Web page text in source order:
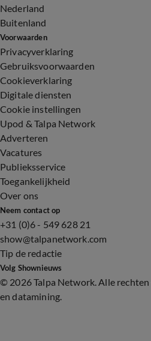
Nederland
Buitenland
Voorwaarden
Privacyverklaring
Gebruiksvoorwaarden
Cookieverklaring
Digitale diensten
Cookie instellingen
Upod & Talpa Network
Adverteren
Vacatures
Publieksservice
Toegankelijkheid
Over ons
Neem contact op
+31 (0)6 - 549 628 21
show@talpanetwork.com
Tip de redactie
Volg Shownieuws
© 2026 Talpa Network. Alle
en datamining.